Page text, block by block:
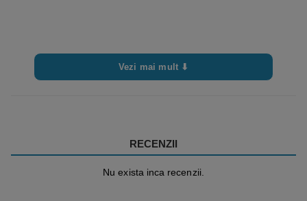
Vezi mai mult ⬇
RECENZII
Nu exista inca recenzii.